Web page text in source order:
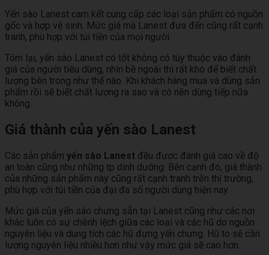
Yến sào Lanest cam kết cung cấp các loại sản phẩm có nguồn
gốc và hợp vệ sinh. Mức giá mà Lanest đưa đến cũng rất cạnh
tranh, phù hợp với túi tiền của mọi người.
Tóm lại, yến sào Lanest có tốt không có tùy thuộc vào đánh
giá của người tiêu dùng, nhìn bề ngoài thì rất khó để biết chất
lượng bên trong như thế nào. Khi khách hàng mua và dùng sản
phẩm rồi sẽ biết chất lượng ra sao và có nên dùng tiếp nữa
không.
Giá thành của yến sào Lanest
Các sản phẩm yến sào Lanest đều được đánh giá cao về độ
an toàn cũng như những tp dinh dưỡng. Bên cạnh đó, giá thành
của những sản phẩm này cũng rất cạnh tranh trên thị trường,
phù hợp với túi tiền của đại đa số người dùng hiện nay.
Mức giá của yến sào chưng sẵn tại Lanest cũng như các nơi
khác luôn có sự chênh lệch giữa các loại và các hũ do nguồn
nguyên liệu và dung tích các hũ đựng yến chưng. Hũ to sẽ cần
lượng nguyên liệu nhiều hơn như vậy mức giá sẽ cao hơn.